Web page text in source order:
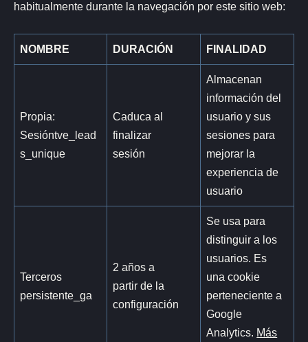
habitualmente durante la navegación por este sitio web:
NOMBRE DURACIÓN FINALIDAD
Propia:
Sesióntve_lead
s_unique
Caduca al
finalizar
sesión
Almacenan
información del
usuario y sus
sesiones para
mejorar la
experiencia de
usuario
Terceros
persistente_ga
2 años a
partir de la
configuración
Se usa para
distinguir a los
usuarios. Es
una cookie
perteneciente a
Google
Analytics. Más